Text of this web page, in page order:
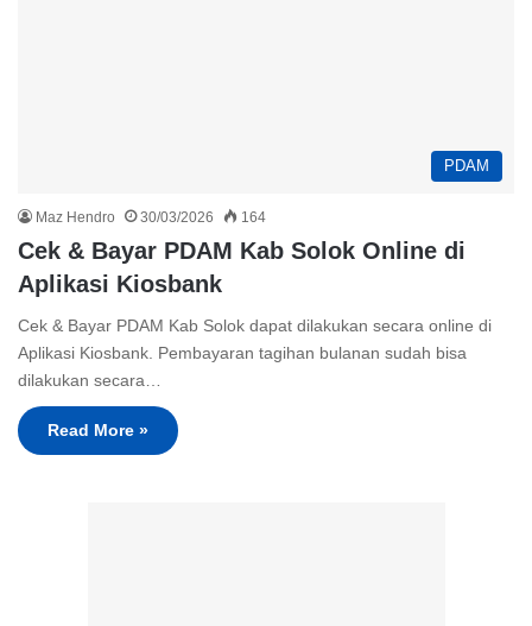
PDAM
Maz Hendro 30/03/2026 164
Cek & Bayar PDAM Kab Solok Online di
Aplikasi Kiosbank
Cek & Bayar PDAM Kab Solok dapat dilakukan secara online di
Aplikasi Kiosbank. Pembayaran tagihan bulanan sudah bisa
dilakukan secara…
Read More »